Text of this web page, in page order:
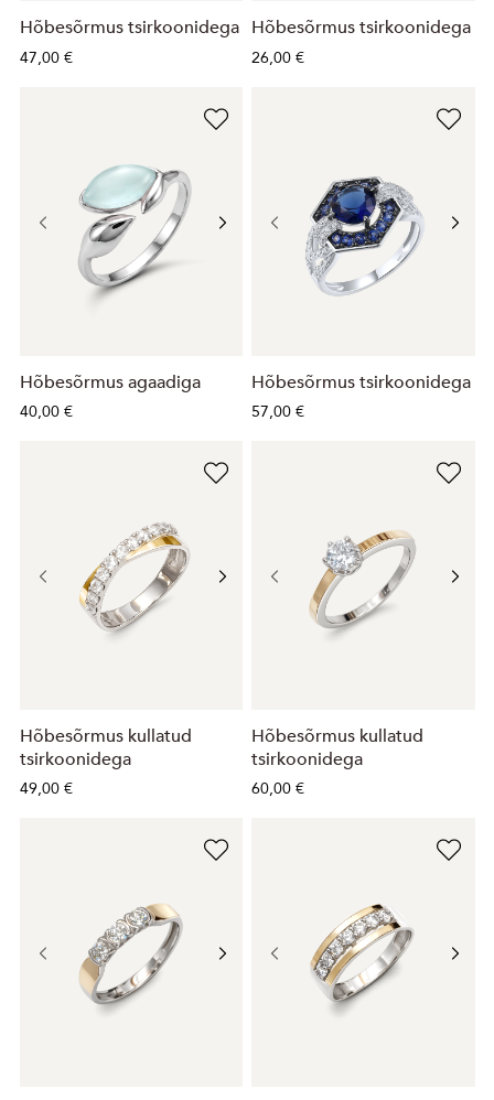
Hõbesõrmus tsirkoonidega
47,00 €
Hõbesõrmus tsirkoonidega
26,00 €
Hõbesõrmus agaadiga
40,00 €
Hõbesõrmus tsirkoonidega
57,00 €
Hõbesõrmus kullatud
tsirkoonidega
49,00 €
Hõbesõrmus kullatud
tsirkoonidega
60,00 €